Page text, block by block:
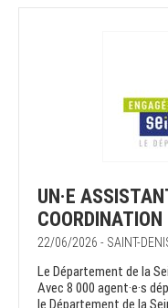
UN·E
22/06/2026 - SAINT-
Le Département de la
Avec 8 000 agent·e·s
le Département de la